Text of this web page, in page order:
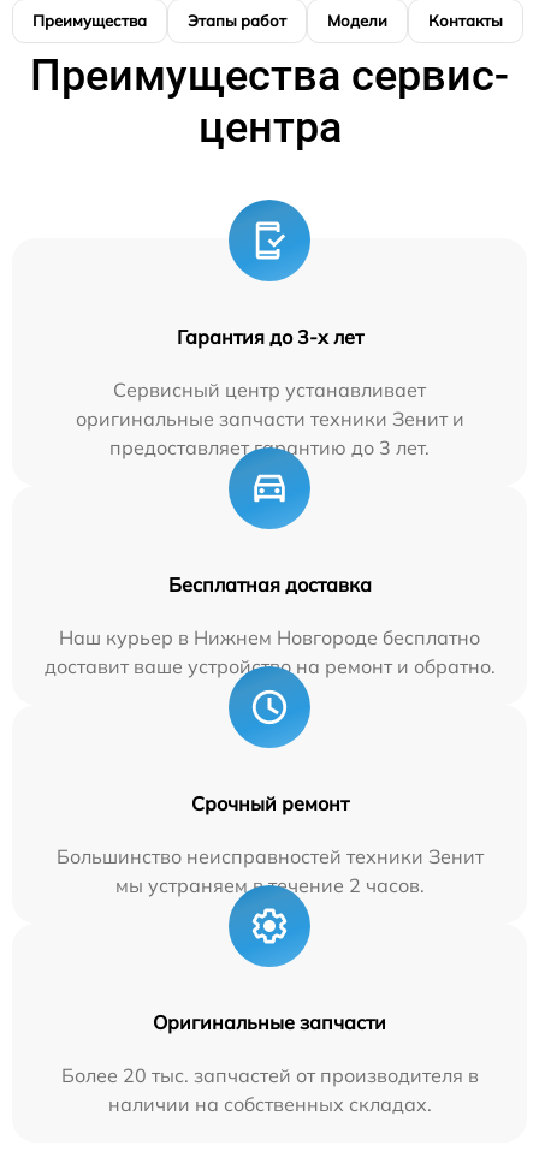
Преимущества Этапы работ Модели Контакты
Преимущества сервис-
центра
Гарантия до 3-х лет
Сервисный центр устанавливает
оригинальные запчасти техники Зенит и
предоставляет гарантию до 3 лет.
Бесплатная доставка
Наш курьер в Нижнем Новгороде бесплатно
доставит ваше устройство на ремонт и обратно.
Срочный ремонт
Большинство неисправностей техники Зенит
мы устраняем в течение 2 часов.
Оригинальные запчасти
Более 20 тыс. запчастей от производителя в
наличии на собственных складах.